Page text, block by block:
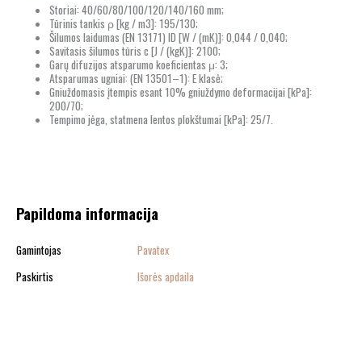
Storiai: 40/60/80/100/120/140/160 mm;
Tūrinis tankis ρ [kg / m3]: 195/130;
Šilumos laidumas (EN 13171) lD [W / (mK)]: 0,044 / 0,040;
Savitasis šilumos tūris c [J / (kgK)]: 2100;
Garų difuzijos atsparumo koeficientas μ: 3;
Atsparumas ugniai: (EN 13501–1): E klasė;
Gniuždomasis įtempis esant 10% gniuždymo deformacijai [kPa]:
200/70;
Tempimo jėga, statmena lentos plokštumai [kPa]: 25/7.
Papildoma informacija
Gamintojas
Pavatex
Paskirtis
Išorės apdaila